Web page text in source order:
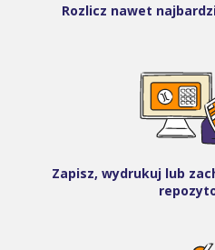
Rozlicz nawet
Zapisz, wydrukuj lub